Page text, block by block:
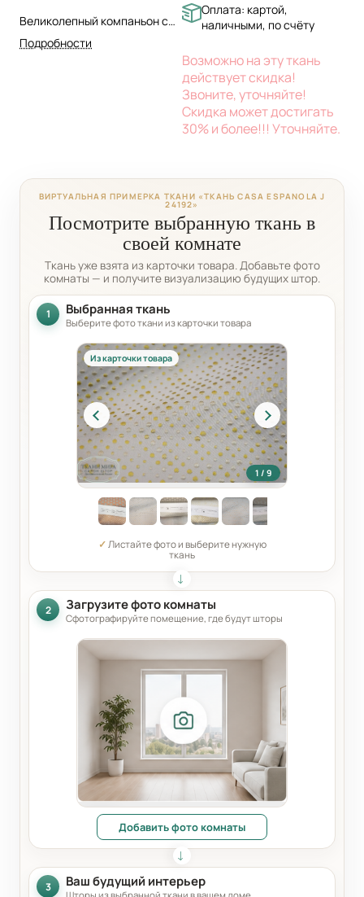
Великолепный компаньон с
чередующимися маленькими
горошинами. Необычного
Подробности
Оплата: картой,
наличными, по счёту
Возможно на эту ткань
действует скидка!
Звоните, уточняйте!
Скидка может достигать
30% и более!!! Уточняйте.
ВИРТУАЛЬНАЯ ПРИМЕРКА ТКАНИ «ТКАНЬ CASA ESPANOLA J
24192»
Посмотрите выбранную ткань в
своей комнате
Ткань уже взята из карточки товара. Добавьте фото
комнаты — и получите визуализацию будущих штор.
1 Выбранная ткань
Выберите фото ткани из карточки товара
Из карточки товара
1 / 9
✓Листайте фото и выберите нужную
ткань
2 Загрузите фото комнаты
Сфотографируйте помещение, где будут шторы
Добавить фото комнаты
3 Ваш будущий интерьер